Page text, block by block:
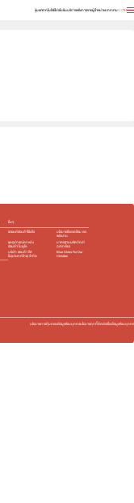
รุ่นรถเทคโนโลยีโปรโมชันบริการหลังการขายผู้จำหน่ายบทความENTH
อื่นๆ
รถยนต์ฮอนด้าใช้แล้ว
นโยบายสิ่งแวดล้อม และ
พลังงาน
ชุดอุปกรณ์ตกแต่ง​
ฮอนด้า โมดูโล
มาตรฐานผลิตภัณฑ์
ฉลากเขียว
บริษัท ฮอนด้า ลีส
ซิ่ง(ประเทศไทย) จำกัด
Blue Skies For Our
Children
นโยบายการคุ้มครองข้อมูลส่วนบุคคลนโยบายคุกกี้ติดต่อเรื่องข้อมูลส่วนบุคคล